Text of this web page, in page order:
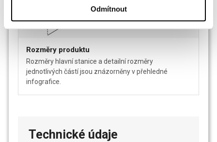
Odmítnout
Rozměry produktu
Rozměry hlavní stanice a detailní rozměry
jednotlivých částí jsou znázorněny v přehledné
infografice.
Technické údaje